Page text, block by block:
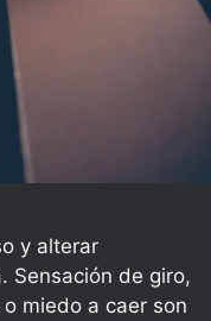
y alterar
Sensación de giro,
miedo a caer son